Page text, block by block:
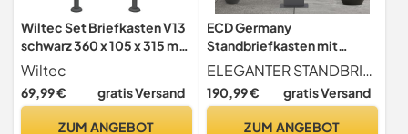
Wiltec Set Briefkasten V13
schwarz 360 x 105 x 315 mm
mit Ständer,
Wandbriefkasten mit
Schloss und Klappe,
Wiltec
69,99 € gratis Versand
ZUM ANGEBOT
ECD Germany
Standbriefkasten mit
Zeitungsfach, Briefkasten
Standfuß Freistehend,
Briefkastenständer
ELEGANTER STANDBRIEFKASTEN - Durch ihr zeitloses, elegantes Design fügt sich dieser Standbriefkasten optisch in jedes Wohnumfeld hervorragend ein. Durch die kompakte Ausführung beansprucht der Standbriefkasten wenig Platz. Der Standbriefkasten überzeugt als funktionaler Designer-Briefkasten.
190,99 € gratis Versand
ZUM ANGEBOT